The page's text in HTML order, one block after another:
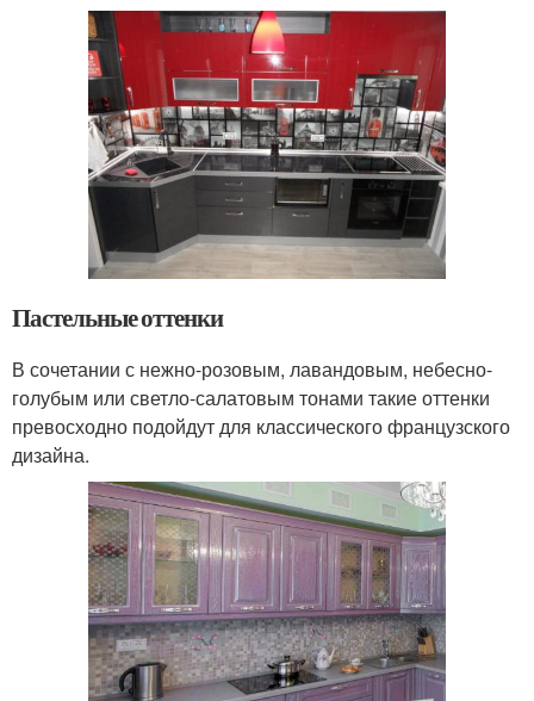
Пастельные оттенки
В сочетании с нежно-розовым, лавандовым, небесно-
голубым или светло-салатовым тонами такие оттенки
превосходно подойдут для классического французского
дизайна.